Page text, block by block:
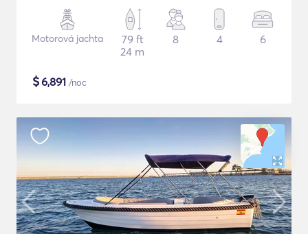
Motorová jachta
79 ft
24 m
8 4 6
$6,891 /noc